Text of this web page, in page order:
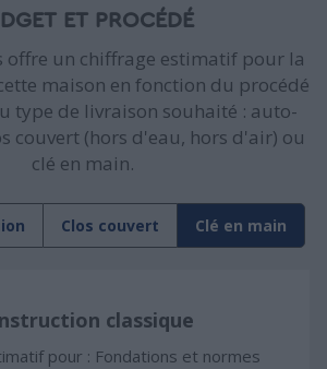
ET PROCÉDÉ
offre un chiffrage estimatif pour la
maison en fonction du procédé
type de livraison souhaité : auto-
couvert (hors d'eau, hors d'air) ou
clé en main.
Clos couvert Clé en main
classique
pour : Fondations et normes